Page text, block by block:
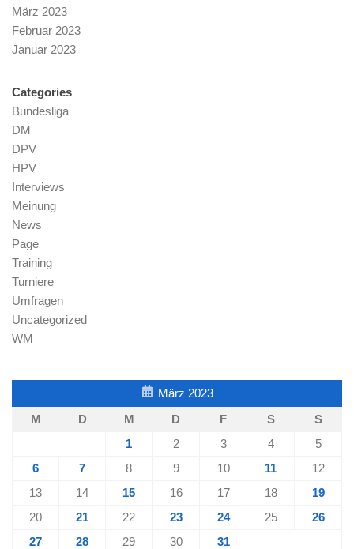
März 2023
Februar 2023
Januar 2023
Categories
Bundesliga
DM
DPV
HPV
Interviews
Meinung
News
Page
Training
Turniere
Umfragen
Uncategorized
WM
März 2023
M
D M D F S
S
1
2 3 4
5
6
7 8 9 10 11
12
13
14 15 16 17 18
19
20
21 22 23 24 25
26
27
28 29 30 31